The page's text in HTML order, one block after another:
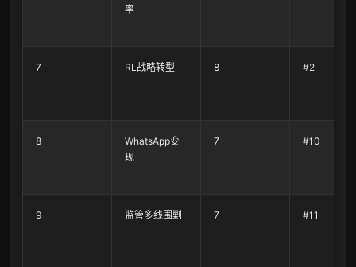
率
7 RL战略转型 8 #2
8
WhatsApp变
现
7 #10
9 监管多线围剿 7 #11